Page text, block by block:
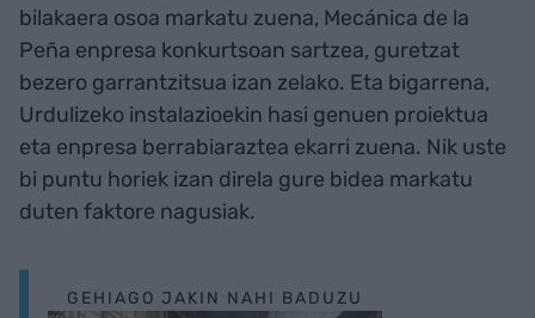
bilakaera osoa markatu zuena, Mecánica de la
Peña enpresa konkurtsoan sartzea, guretzat
bezero garrantzitsua izan zelako. Eta bigarrena,
Urdulizeko instalazioekin hasi genuen proiektua
eta enpresa berrabiaraztea ekarri zuena. Nik uste
bi puntu horiek izan direla gure bidea markatu
duten faktore nagusiak.
GEHIAGO JAKIN NAHI BADUZU